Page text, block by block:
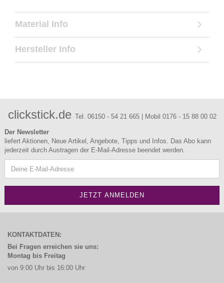
Material Info
Hersteller Info
clickstick.de Tel. 06150 - 54 21 665 | Mobil 0176 - 15 88 00 02
Der Newsletter
liefert Aktionen, Neue Artikel, Angebote, Tipps und Infos. Das Abo kann
jederzeit durch Austragen der E-Mail-Adresse beendet werden.
KONTAKTDATEN:
Bei Fragen erreichen sie uns:
Montag bis Freitag
von 9:00 Uhr bis 16:00 Uhr